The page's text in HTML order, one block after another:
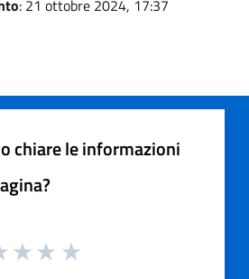
: 21 ottobre 2024, 17:37
chiare le informazioni